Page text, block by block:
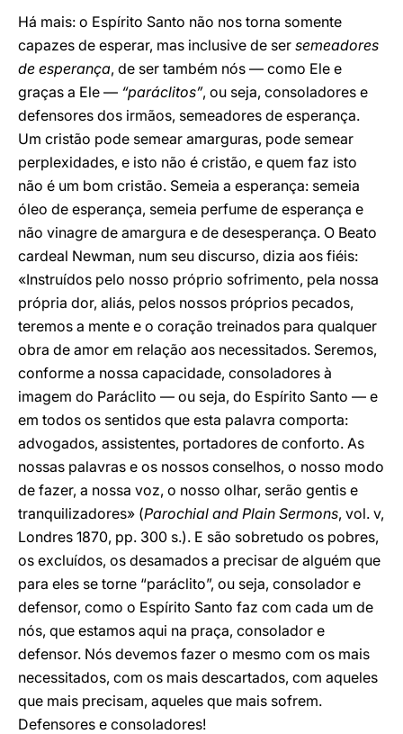
Há mais: o Espírito Santo não nos torna somente
capazes de esperar, mas inclusive de ser semeadores
de esperança, de ser também nós — como Ele e
graças a Ele — “paráclitos”, ou seja, consoladores e
defensores dos irmãos, semeadores de esperança.
Um cristão pode semear amarguras, pode semear
perplexidades, e isto não é cristão, e quem faz isto
não é um bom cristão. Semeia a esperança: semeia
óleo de esperança, semeia perfume de esperança e
não vinagre de amargura e de desesperança. O Beato
cardeal Newman, num seu discurso, dizia aos fiéis:
«Instruídos pelo nosso próprio sofrimento, pela nossa
própria dor, aliás, pelos nossos próprios pecados,
teremos a mente e o coração treinados para qualquer
obra de amor em relação aos necessitados. Seremos,
conforme a nossa capacidade, consoladores à
imagem do Paráclito — ou seja, do Espírito Santo — e
em todos os sentidos que esta palavra comporta:
advogados, assistentes, portadores de conforto. As
nossas palavras e os nossos conselhos, o nosso modo
de fazer, a nossa voz, o nosso olhar, serão gentis e
tranquilizadores» (Parochial and Plain Sermons, vol. v,
Londres 1870, pp. 300 s.). E são sobretudo os pobres,
os excluídos, os desamados a precisar de alguém que
para eles se torne “paráclito”, ou seja, consolador e
defensor, como o Espírito Santo faz com cada um de
nós, que estamos aqui na praça, consolador e
defensor. Nós devemos fazer o mesmo com os mais
necessitados, com os mais descartados, com aqueles
que mais precisam, aqueles que mais sofrem.
Defensores e consoladores!